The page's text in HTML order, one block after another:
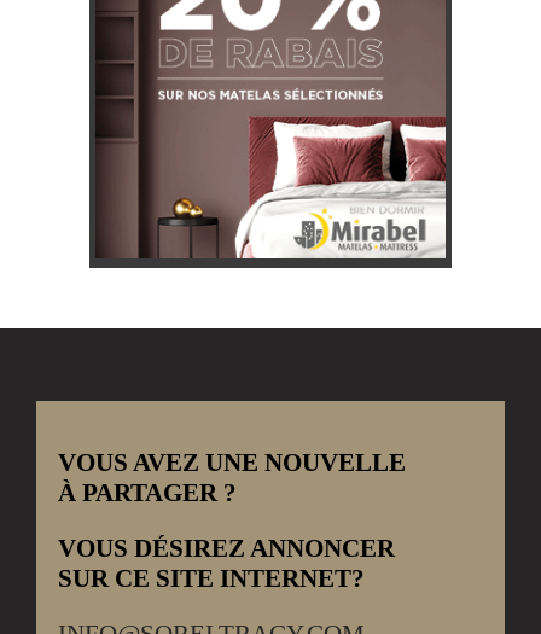
VOUS AVEZ UNE NOUVELLE
À PARTAGER ?
VOUS DÉSIREZ ANNONCER
SUR CE SITE INTERNET?